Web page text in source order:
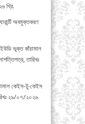
খ্রি.
অবমুক্তকরণ
ইউডি ভূক্ত কাঁচামাল
তারিখঃ
কেইস-টু-কেইস
২৯/০৭/২০২৬